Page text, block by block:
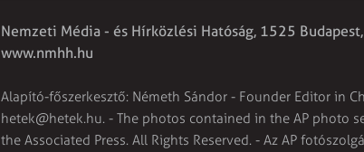
Nemzeti Média - és Hírközlési Hatóság, 1525
www.nmhh.hu
Alapító-főszerkesztő: Németh Sándor - Founder Editor in
hetek@hetek.hu. - The photos contained in the AP photo
the Associated Press. All Rights Reserved. - Az AP